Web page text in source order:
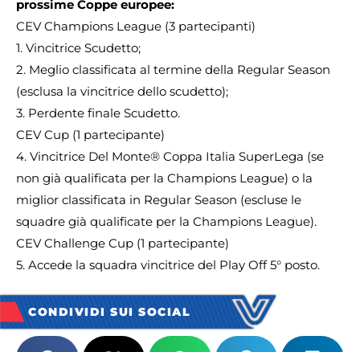
prossime Coppe europee:
CEV Champions League (3 partecipanti)
1. Vincitrice Scudetto;
2. Meglio classificata al termine della Regular Season
(esclusa la vincitrice dello scudetto);
3. Perdente finale Scudetto.
CEV Cup (1 partecipante)
4. Vincitrice Del Monte® Coppa Italia SuperLega (se
non già qualificata per la Champions League) o la
miglior classificata in Regular Season (escluse le
squadre già qualificate per la Champions League).
CEV Challenge Cup (1 partecipante)
5. Accede la squadra vincitrice del Play Off 5° posto.
CONDIVIDI SUI SOCIAL